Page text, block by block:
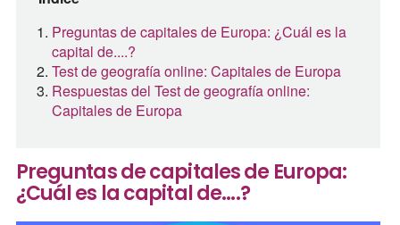
Preguntas de capitales de Europa: ¿Cuál es la
capital de....?
Test de geografía online: Capitales de Europa
Respuestas del Test de geografía online:
Capitales de Europa
Preguntas de capitales de Europa:
¿Cuál es la capital de....?